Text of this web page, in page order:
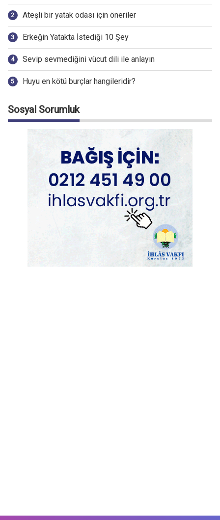
Ateşli bir yatak odası için öneriler
Erkeğin Yatakta İstediği 10 Şey
Sevip sevmediğini vücut dili ile anlayın
Huyu en kötü burçlar hangileridir?
Sosyal Sorumluk